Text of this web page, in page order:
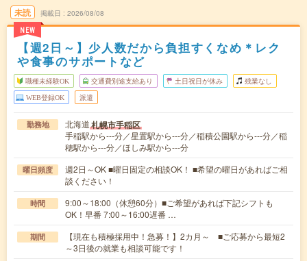
未読
NEW
掲載日 2026/08/08
【週2日～】少人数だから負担すくなめ＊レク
や食事のサポートなど
職種未経験OK 交通費別途支給あり 土日祝日が休み 残業なし
WEB登録OK 派遣
勤務地 北海道札幌市手稲区
手稲駅から---分／星置駅から---分／稲積公園駅から---分／稲
穂駅から---分／ほしみ駅から---分
曜日頻度
週2日～OK ■曜日固定の相談OK！ ■希望の曜日があればご相
談ください！
時間
9:00～18:00（休憩60分）■ご希望があれば下記シフトも
OK！早番 7:00～16:00遅番 …
期間
【現在も積極採用中！急募！】2カ月～ ■ご応募から最短2
～3日後の就業も相談可能です！